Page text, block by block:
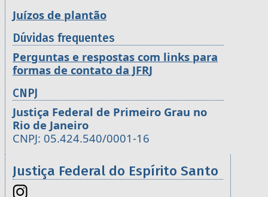
Juízos de plantão
Dúvidas frequentes
Perguntas e respostas com links para
formas de contato da JFRJ
CNPJ
Justiça Federal de Primeiro Grau no
Rio de Janeiro
CNPJ: 05.424.540/0001-16
Justiça Federal do Espírito Santo